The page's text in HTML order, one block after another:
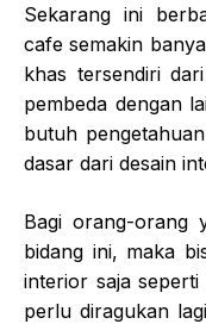
Sekarang ini
cafe semakin
khas tersendiri
pembeda dengan
butuh
dasar dari desain
Bagi orang-orang
bidang ini, maka
interior saja
perlu diragukan